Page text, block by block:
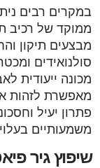
במקרים רבים
ממוקד של רכיב
מבצעים תיקון
מכונה ייעודית
מאפשרת לזהות
פתרון יעיל
משמעותיים
שיפוץ גיר